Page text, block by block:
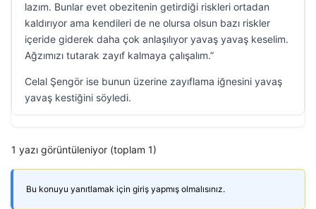
lazım. Bunlar evet obezitenin getirdiği riskleri ortadan
kaldırıyor ama kendileri de ne olursa olsun bazı riskler
içeride giderek daha çok anlaşılıyor yavaş yavaş keselim.
Ağzımızı tutarak zayıf kalmaya çalışalım.”
Celal Şengör ise bunun üzerine zayıflama iğnesini yavaş
yavaş kestiğini söyledi.
1 yazı görüntüleniyor (toplam 1)
Bu konuyu yanıtlamak için giriş yapmış olmalısınız.